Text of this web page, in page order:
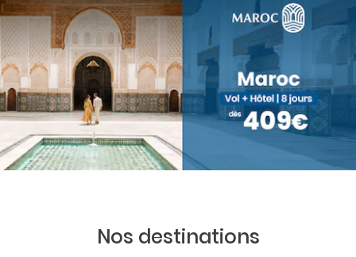
Nos destinations